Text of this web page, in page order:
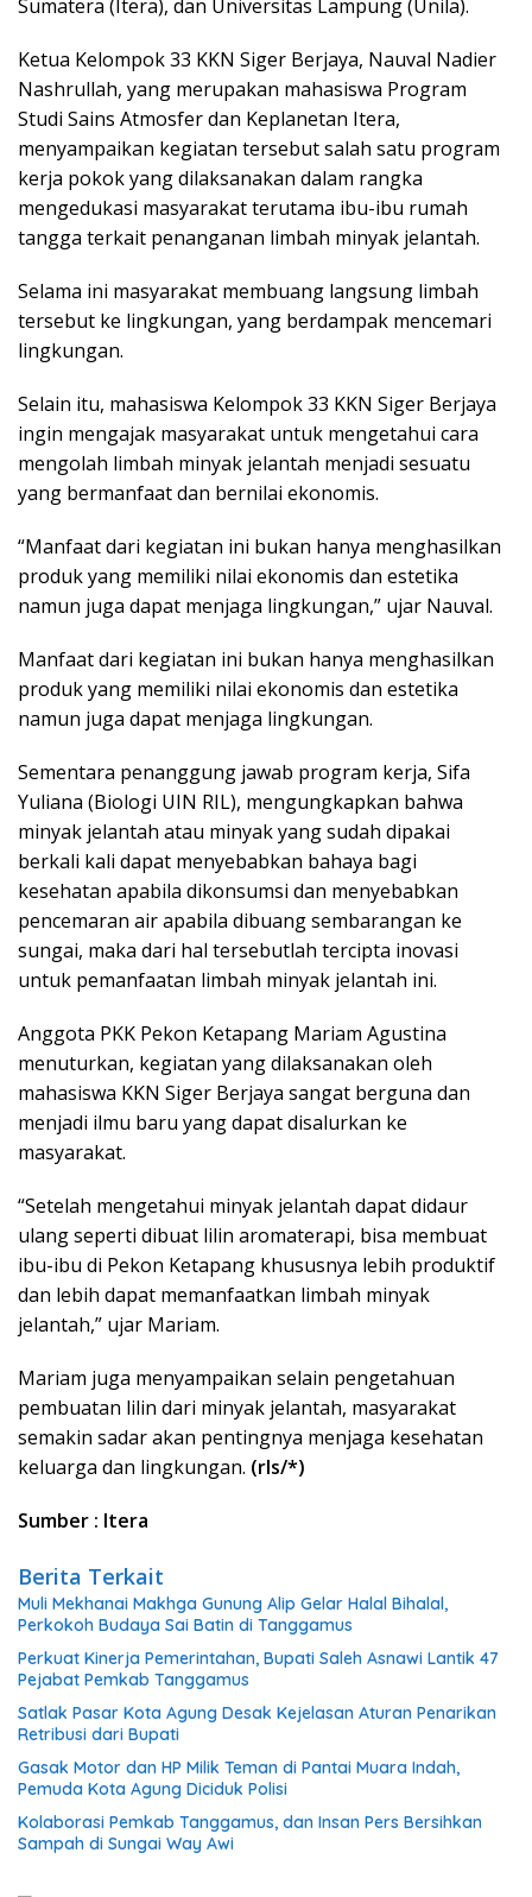
Sumatera (Itera), dan Universitas Lampung (Unila).
Ketua Kelompok 33 KKN Siger Berjaya, Nauval Nadier
Nashrullah, yang merupakan mahasiswa Program
Studi Sains Atmosfer dan Keplanetan Itera,
menyampaikan kegiatan tersebut salah satu program
kerja pokok yang dilaksanakan dalam rangka
mengedukasi masyarakat terutama ibu-ibu rumah
tangga terkait penanganan limbah minyak jelantah.
Selama ini masyarakat membuang langsung limbah
tersebut ke lingkungan, yang berdampak mencemari
lingkungan.
Selain itu, mahasiswa Kelompok 33 KKN Siger Berjaya
ingin mengajak masyarakat untuk mengetahui cara
mengolah limbah minyak jelantah menjadi sesuatu
yang bermanfaat dan bernilai ekonomis.
“Manfaat dari kegiatan ini bukan hanya menghasilkan
produk yang memiliki nilai ekonomis dan estetika
namun juga dapat menjaga lingkungan,” ujar Nauval.
Manfaat dari kegiatan ini bukan hanya menghasilkan
produk yang memiliki nilai ekonomis dan estetika
namun juga dapat menjaga lingkungan.
Sementara penanggung jawab program kerja, Sifa
Yuliana (Biologi UIN RIL), mengungkapkan bahwa
minyak jelantah atau minyak yang sudah dipakai
berkali kali dapat menyebabkan bahaya bagi
kesehatan apabila dikonsumsi dan menyebabkan
pencemaran air apabila dibuang sembarangan ke
sungai, maka dari hal tersebutlah tercipta inovasi
untuk pemanfaatan limbah minyak jelantah ini.
Anggota PKK Pekon Ketapang Mariam Agustina
menuturkan, kegiatan yang dilaksanakan oleh
mahasiswa KKN Siger Berjaya sangat berguna dan
menjadi ilmu baru yang dapat disalurkan ke
masyarakat.
“Setelah mengetahui minyak jelantah dapat didaur
ulang seperti dibuat lilin aromaterapi, bisa membuat
ibu-ibu di Pekon Ketapang khususnya lebih produktif
dan lebih dapat memanfaatkan limbah minyak
jelantah,” ujar Mariam.
Mariam juga menyampaikan selain pengetahuan
pembuatan lilin dari minyak jelantah, masyarakat
semakin sadar akan pentingnya menjaga kesehatan
keluarga dan lingkungan. (rls/*)
Sumber : Itera
Berita Terkait
Muli Mekhanai Makhga Gunung Alip Gelar Halal Bihalal,
Perkokoh Budaya Sai Batin di Tanggamus
Perkuat Kinerja Pemerintahan, Bupati Saleh Asnawi Lantik 47
Pejabat Pemkab Tanggamus
Satlak Pasar Kota Agung Desak Kejelasan Aturan Penarikan
Retribusi dari Bupati
Gasak Motor dan HP Milik Teman di Pantai Muara Indah,
Pemuda Kota Agung Diciduk Polisi
Kolaborasi Pemkab Tanggamus, dan Insan Pers Bersihkan
Sampah di Sungai Way Awi